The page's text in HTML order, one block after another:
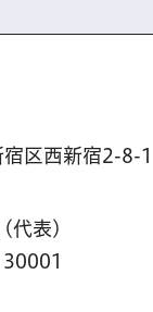
区西新宿2-8-1
代表)